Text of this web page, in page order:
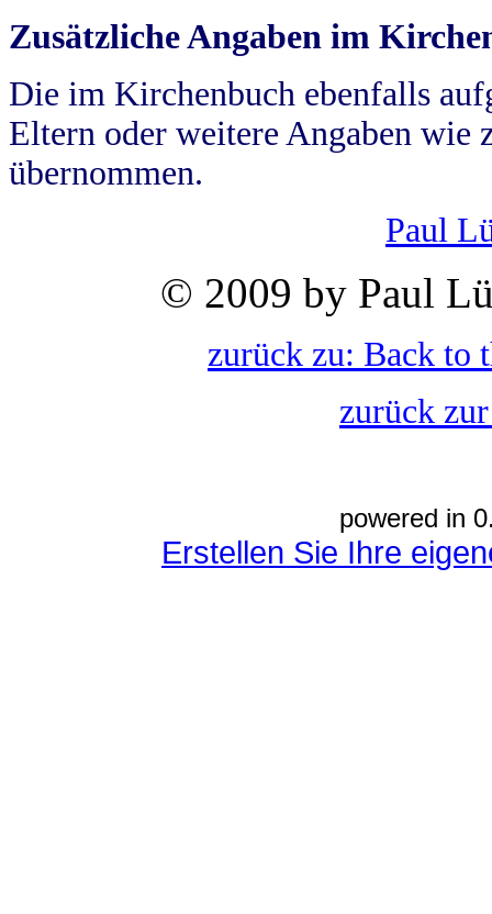
Zusätzliche Angaben im
Die im Kirchenbuch ebenfalls
Eltern oder weitere Angaben wie
übernommen.
Paul
© 2009 by Paul
zurück zu: Back to
zurück
powered in
Erstellen Sie Ihre